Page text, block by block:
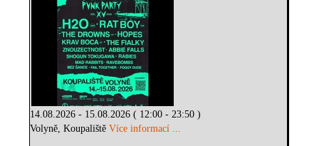
14.08.2026 - 15.08.2026 ( 12:00 - 23:50 )
Volyně, KoupalištěVíce informací ...